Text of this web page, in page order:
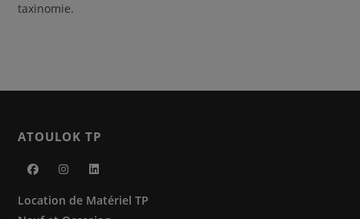
taxinomie.
ATOULOK TP
dans dans dans
Location de Matériel TP